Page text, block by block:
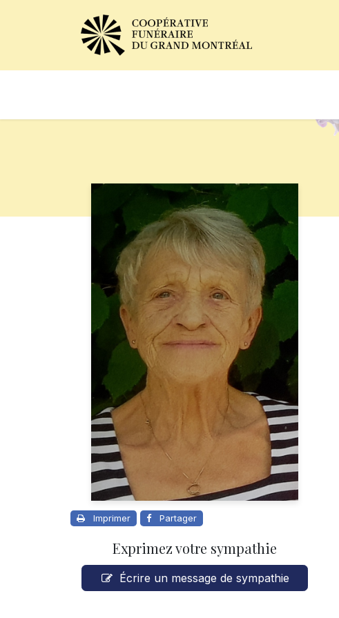
Imprimer Partager
Exprimez votre sympathie
Écrire un message de sympathie